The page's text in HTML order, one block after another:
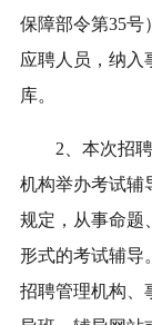
保障部令第35号
应聘人员，纳入
库。
2、本次招
机构举办考试辅
规定，从事命题
形式的考试辅导
招聘管理机构、